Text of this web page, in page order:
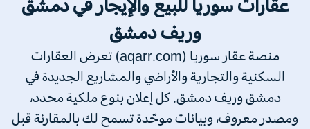
عقارات سوريا للبيع والإيجار في دمشق
وريف دمشق
منصة عقار سوريا (aqarr.com) تعرض العقارات
السكنية والتجارية والأراضي والمشاريع الجديدة في
دمشق وريف دمشق. كل إعلان بنوع ملكية محدد،
ومصدر معروف، وبيانات موحّدة تسمح لك بالمقارنة قبل